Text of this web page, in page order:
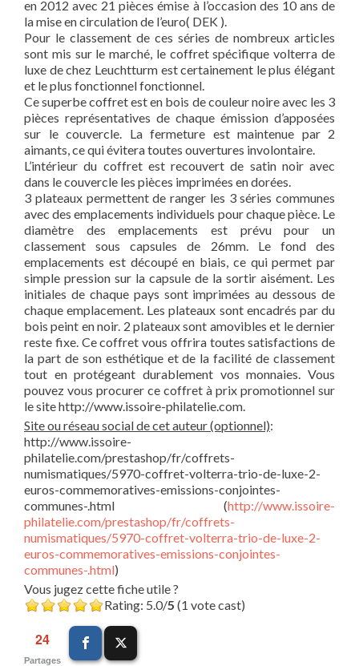
en 2012 avec 21 pièces émise à l’occasion des 10 ans de
la mise en circulation de l’euro( DEK ).
Pour le classement de ces séries de nombreux articles
sont mis sur le marché, le coffret spécifique volterra de
luxe de chez Leuchtturm est certainement le plus élégant
et le plus fonctionnel fonctionnel.
Ce superbe coffret est en bois de couleur noire avec les 3
pièces représentatives de chaque émission d’apposées
sur le couvercle. La fermeture est maintenue par 2
aimants, ce qui évitera toutes ouvertures involontaire.
L’intérieur du coffret est recouvert de satin noir avec
dans le couvercle les pièces imprimées en dorées.
3 plateaux permettent de ranger les 3 séries communes
avec des emplacements individuels pour chaque pièce. Le
diamètre des emplacements est prévu pour un
classement sous capsules de 26mm. Le fond des
emplacements est découpé en biais, ce qui permet par
simple pression sur la capsule de la sortir aisément. Les
initiales de chaque pays sont imprimées au dessous de
chaque emplacement. Les plateaux sont encadrés par du
bois peint en noir. 2 plateaux sont amovibles et le dernier
reste fixe. Ce coffret vous offrira toutes satisfactions de
la part de son esthétique et de la facilité de classement
tout en protégeant durablement vos monnaies. Vous
pouvez vous procurer ce coffret à prix promotionnel sur
le site http://www.issoire-philatelie.com.
Site ou réseau social de cet auteur (optionnel):
http://www.issoire-
philatelie.com/prestashop/fr/coffrets-
numismatiques/5970-coffret-volterra-trio-de-luxe-2-
euros-commemoratives-emissions-conjointes-
communes-.html (http://www.issoire-
philatelie.com/prestashop/fr/coffrets-
numismatiques/5970-coffret-volterra-trio-de-luxe-2-
euros-commemoratives-emissions-conjointes-
communes-.html)
Vous jugez cette fiche utile ?
Rating: 5.0/5 (1 vote cast)
24
Partages